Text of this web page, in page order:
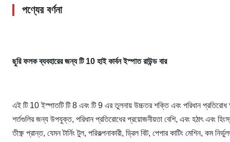
পণ্যের বর্ণনা
ছুরি ফলক ব্যবহারের জন্য টি 10 ​​হাই কার্বন ইস্পাত রাউন্ড বার
এই টি 10 ​​ইস্পাতটি টি 8 এবং টি 9 এর তুলনায় উচ্চতর শক্তি এবং পরিধান
শর্তগুলির জন্য উপযুক্ত, পরিধান প্রতিরোধের প্রয়োজনীয়তা বেশি, এবং হঠাৎ এবং
তীক্ষ্ণ প্রান্ত, যেমন টার্নিং টুল, পরিকল্পনাকারী, ড্রিল বিট, পেপার কাটিং মেশিন, কম